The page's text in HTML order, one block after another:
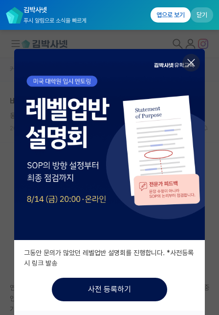
김박사넷
푸시 알림으로 소식을 빠르게
앱으로 보기 닫기
대학원생 모집
국내대학원 정보
연구실&오픈랩
커뮤니티
커뮤니티 홈
전체글보기
베스트 게시판
자유 게시판(아무개랩)
미국 유학 게시판
미국 대학원 합격 후기 게시판
대학원생 모집 게시판
커뮤니티 홈
바빠서 헤어졌던 박사과정 전남친
옹졸한 닐스 보어
2024.10.17 32 10254
연애 당시 저는 해외 롱디를 하고 있었고, 졸업 2년을 앞둔 공대 박사과정 중
인 전 남친과 정말 바쁜 일정을 이유로 헤어진 지 벌써 1년이 넘었어요. (제
가 차였답니다.)
그동안 문의가 많았던 레벨업반 설명회를 진행합니다. *사전등록
시 링크 발송
사전 등록하기